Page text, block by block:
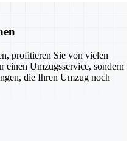
profitieren Sie von vielen
einen Umzugsservice, sondern
die Ihren Umzug noch